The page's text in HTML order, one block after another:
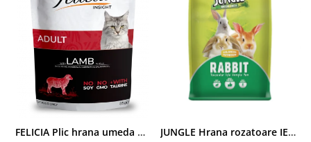
FELICIA Plic hrana umeda pentru pisici adulte, cu Miel, Set 12x85g JUNGLE Hrana rozatoare IEPURI 500g